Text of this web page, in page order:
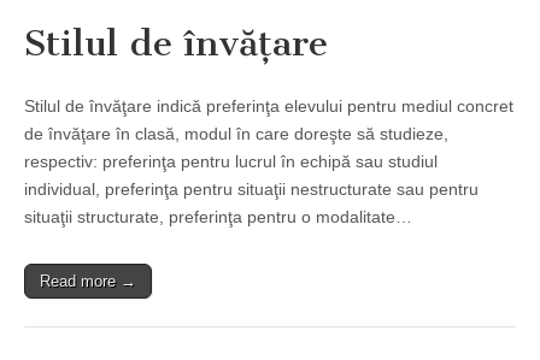
Stilul de învăţare
Stilul de învăţare indică preferinţa elevului pentru mediul concret
de învăţare în clasă, modul în care doreşte să studieze,
respectiv: preferinţa pentru lucrul în echipă sau studiul
individual, preferinţa pentru situaţii nestructurate sau pentru
situaţii structurate, preferinţa pentru o modalitate…
Read more →